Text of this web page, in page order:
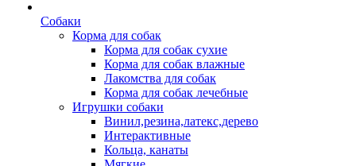
Собаки
Корма для собак
Корма для собак сухие
Корма для собак влажные
Лакомства для собак
Корма для собак лечебные
Игрушки собаки
Винил,резина,латекс,дерево
Интерактивные
Кольца, канаты